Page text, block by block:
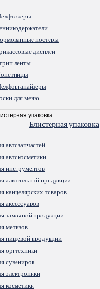
постеры
дисплеи
ленты
для меню
Блистерная упаковка
автозапчастей
автокосметики
инструментов
алкогольной продукции
канцелярских товаров
аксессуаров
замочной продукции
метизов
пищевой продукции
оргтехники
сувениров
электроники
косметики